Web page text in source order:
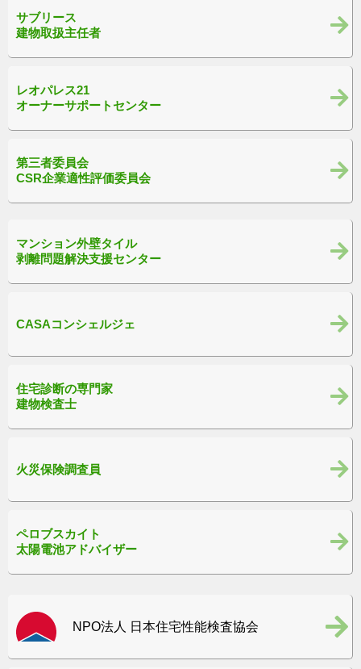
サブリース
建物取扱主任者
レオパレス21
オーナーサポートセンター
第三者委員会
CSR企業適性評価委員会
マンション外壁タイル
剥離問題解決支援センター
CASAコンシェルジェ
住宅診断の専門家
建物検査士
火災保険調査員
ペロブスカイト
太陽電池アドバイザー
NPO法人 日本住宅性能検査協会